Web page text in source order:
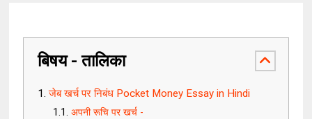
बिषय - तालिका
जेब खर्च पर निबंध Pocket Money Essay in Hindi
अपनी रूचि पर खर्च -